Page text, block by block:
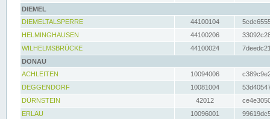
DIEMEL
DIEMELTALSPERRE
44100104
HELMINGHAUSEN
44100206
WILHELMSBRÜCKE
44100024
DONAU
ACHLEITEN
10094006
DEGGENDORF
10081004
DÜRNSTEIN
42012
ERLAU
10096001